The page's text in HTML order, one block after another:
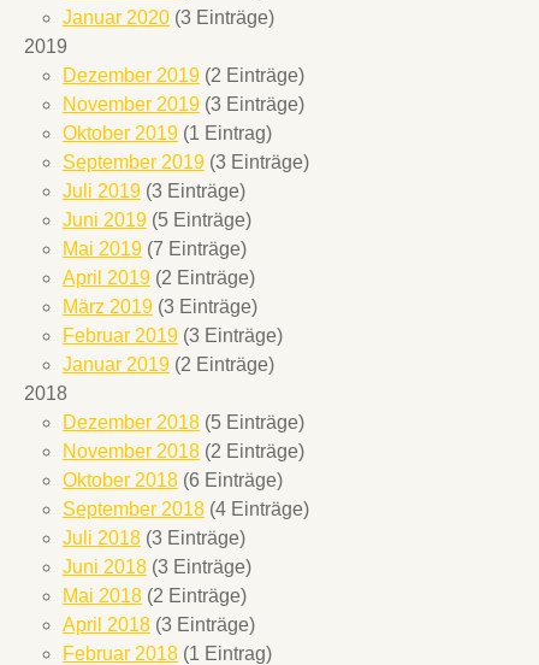
Januar 2020 (3 Einträge)
2019
Dezember 2019 (2 Einträge)
November 2019 (3 Einträge)
Oktober 2019 (1 Eintrag)
September 2019 (3 Einträge)
Juli 2019 (3 Einträge)
Juni 2019 (5 Einträge)
Mai 2019 (7 Einträge)
April 2019 (2 Einträge)
März 2019 (3 Einträge)
Februar 2019 (3 Einträge)
Januar 2019 (2 Einträge)
2018
Dezember 2018 (5 Einträge)
November 2018 (2 Einträge)
Oktober 2018 (6 Einträge)
September 2018 (4 Einträge)
Juli 2018 (3 Einträge)
Juni 2018 (3 Einträge)
Mai 2018 (2 Einträge)
April 2018 (3 Einträge)
Februar 2018 (1 Eintrag)